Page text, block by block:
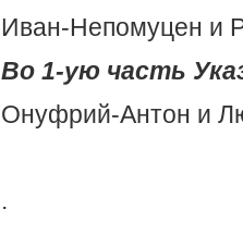
Иван-Непомуцен и
Во 1-ую часть
Онуфрий-Антон и
.